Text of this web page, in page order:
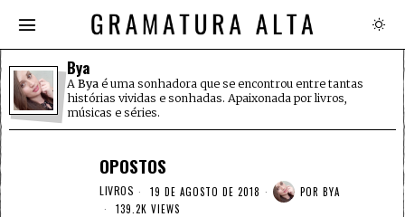
Bya
A Bya é uma sonhadora que se encontrou entre tantas
histórias vividas e sonhadas. Apaixonada por livros,
músicas e séries.
OPOSTOS
LIVROS 19 DE AGOSTO DE 2018 POR BYA
139.2K VIEWS